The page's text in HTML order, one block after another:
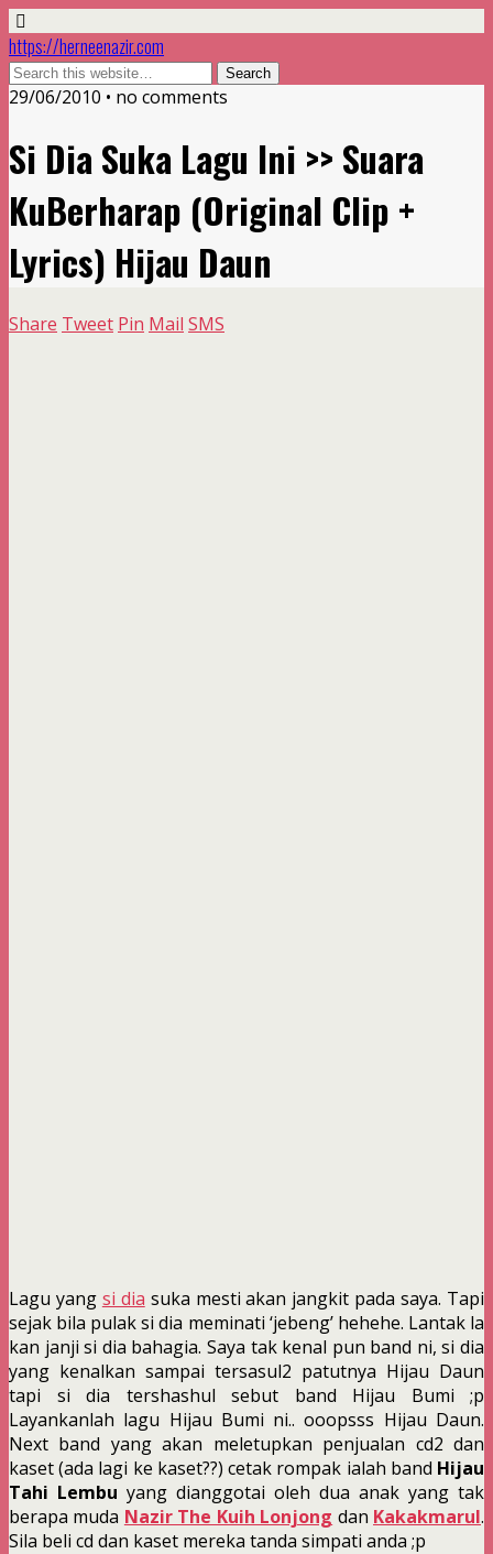
https://herneenazir.com
29/06/2010 • no comments
Si Dia Suka Lagu Ini >> Suara
KuBerharap (Original Clip +
Lyrics) Hijau Daun
Share Tweet Pin Mail SMS
Lagu yang si dia suka mesti akan jangkit pada saya. Tapi
sejak bila pulak si dia meminati ‘jebeng’ hehehe. Lantak la
kan janji si dia bahagia. Saya tak kenal pun band ni, si dia
yang kenalkan sampai tersasul2 patutnya Hijau Daun
tapi si dia tershashul sebut band Hijau Bumi ;p
Layankanlah lagu Hijau Bumi ni.. ooopsss Hijau Daun.
Next band yang akan meletupkan penjualan cd2 dan
kaset (ada lagi ke kaset??) cetak rompak ialah band Hijau
Tahi Lembu yang dianggotai oleh dua anak yang tak
berapa muda Nazir The Kuih Lonjong dan Kakakmarul.
Sila beli cd dan kaset mereka tanda simpati anda ;p